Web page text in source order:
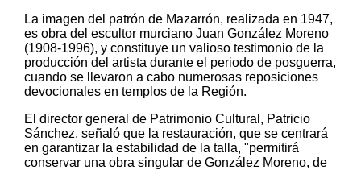
La imagen del patrón de Mazarrón, realizada en 1947,
es obra del escultor murciano Juan González Moreno
(1908-1996), y constituye un valioso testimonio de la
producción del artista durante el periodo de posguerra,
cuando se llevaron a cabo numerosas reposiciones
devocionales en templos de la Región.
El director general de Patrimonio Cultural, Patricio
Sánchez, señaló que la restauración, que se centrará
en garantizar la estabilidad de la talla, "permitirá
conservar una obra singular de González Moreno, de